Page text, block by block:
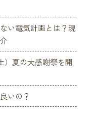
い電気計画とは？現
）夏の大感謝祭を開
いの？